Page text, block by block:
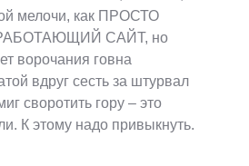
мелочи, как ПРОСТО
САЙТ, но
ворочания говна
вдруг сесть за штурвал
своротить гору – это
К этому надо привыкнуть.